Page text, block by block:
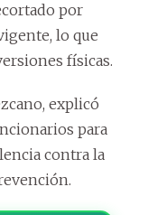
por
lo que
físicas.
explicó
para
contra la